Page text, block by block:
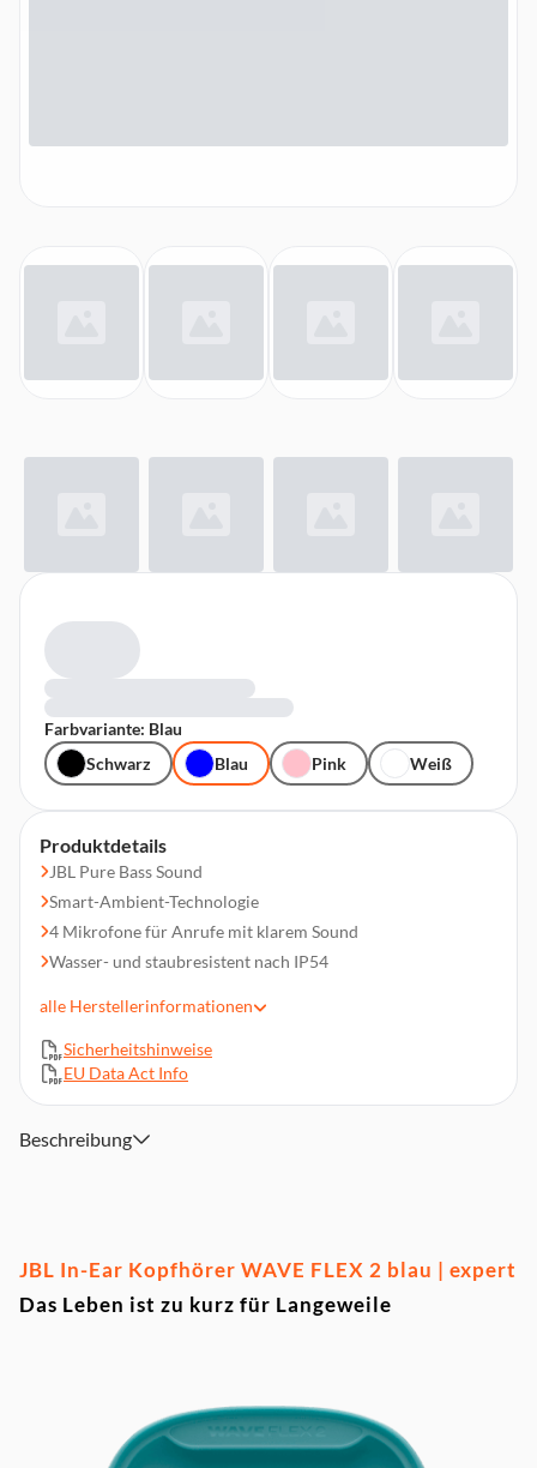
Produktdetails
JBL Pure Bass Sound
Smart-Ambient-Technologie
4 Mikrofone für Anrufe mit klarem Sound
Wasser- und staubresistent nach IP54
Ladedauer: <2 Stunden bei leerem Akku
Unterbrechungsfreie Kopplung über Bluetooth
Multipoint-Verbindung
Zubehör: 1 x USB-C-Ladekabel, 1 x Ladebox
alle Herstellerinformationen
Sicherheitshinweise
EU Data Act Info
Farbvariante: Blau
Schwarz
Blau Pink Weiß
Beschreibung
JBL In-Ear Kopfhörer WAVE FLEX 2 blau | expert
Das Leben ist zu kurz für Langeweile